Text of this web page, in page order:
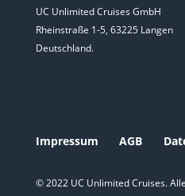
UC Unlimited Cruises GmbH
Rheinstraße 1-5, 63225 Langen
Deutschland.
Impressum AGB
© 2022 UC Unlimited Cruises.